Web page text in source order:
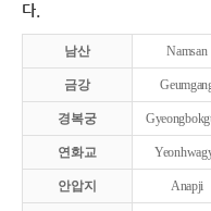
다.
남산 Namsan
금강
경복궁
연화교
안압지 Anapji